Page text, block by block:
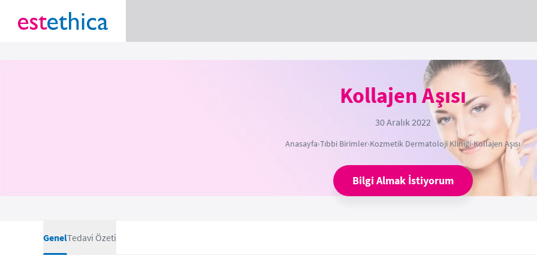
Kollajen Aşısı
30 Aralık 2022
Anasayfa›Tıbbi Birimler›Kozmetik Dermatoloji Kliniği›Kollajen Aşısı
Bilgi Almak İstiyorum
GenelTedavi Özeti